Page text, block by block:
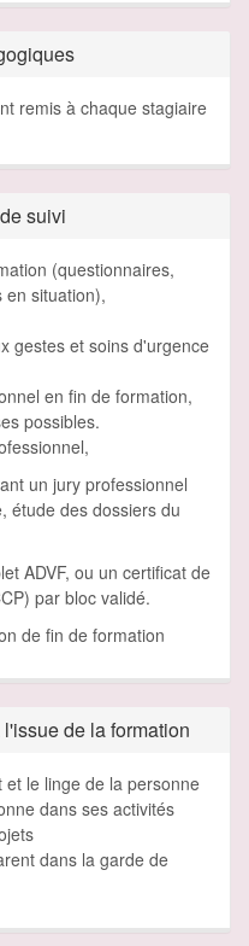
remis à chaque stagiaire
suivi
(questionnaires,
en situation),
gestes et soins d'urgence
en fin de formation,
possibles.
un jury professionnel
étude des dossiers du
ADVF, ou un certificat de
par bloc validé.
de fin de formation
de la formation
le linge de la personne
dans ses activités
dans la garde de